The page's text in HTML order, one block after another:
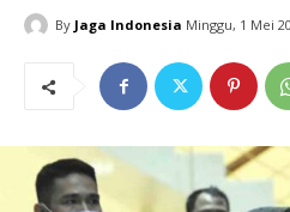
By Jaga Indonesia Minggu, 1 Mei